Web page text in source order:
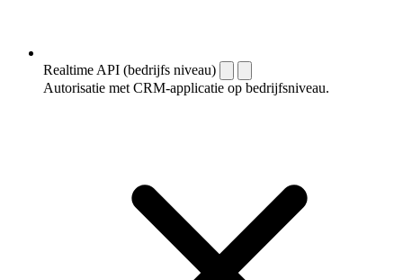
Realtime API (bedrijfs niveau)
Autorisatie met CRM-applicatie op bedrijfsniveau.